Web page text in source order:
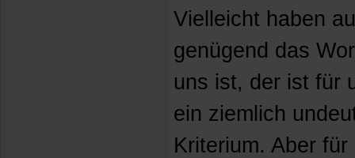
Vielleicht haben
genügend das
uns ist, der ist für
ein ziemlich
Kriterium. Aber